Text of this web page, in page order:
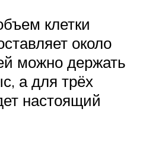
клетки
около
можно держать
а для трёх
настоящий